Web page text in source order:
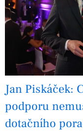
Jan Piskáček:
podporu
dotačního